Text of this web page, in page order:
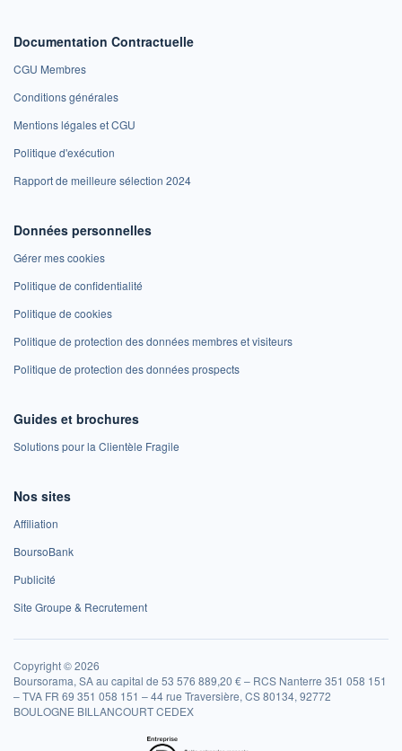
Documentation Contractuelle
CGU Membres
Conditions générales
Mentions légales et CGU
Politique d'exécution
Rapport de meilleure sélection 2024
Données personnelles
Gérer mes cookies
Politique de confidentialité
Politique de cookies
Politique de protection des données membres et visiteurs
Politique de protection des données prospects
Guides et brochures
Solutions pour la Clientèle Fragile
Nos sites
Affiliation
BoursoBank
Publicité
Site Groupe & Recrutement
Copyright © 2026
Boursorama, SA au capital de 53 576 889,20 € – RCS Nanterre 351 058 151
– TVA FR 69 351 058 151 – 44 rue Traversière, CS 80134, 92772
BOULOGNE BILLANCOURT CEDEX